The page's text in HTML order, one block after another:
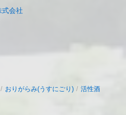
式会社
/ おりがらみ(うすにごり) / 活性酒